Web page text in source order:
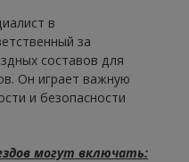
в
за
составов для
Он играет важную
и безопасности
могут включать: